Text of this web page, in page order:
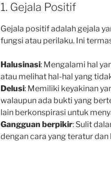
1. Gejala Positif
Gejala positif adalah gejala
fungsi atau perilaku. Ini
Halusinasi: Mengalami hal
atau melihat hal-hal yang
Delusi: Memiliki keyakinan
walaupun ada bukti yang
lain berkonspirasi untuk
Gangguan berpikir: Sulit
dengan cara yang teratur dan